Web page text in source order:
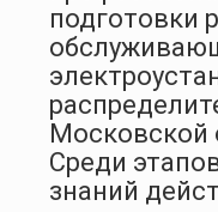
подготовки
Московской
Среди
знаний